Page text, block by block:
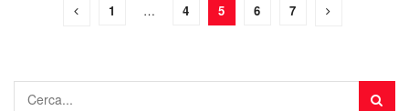
1 … 4 5 6 7